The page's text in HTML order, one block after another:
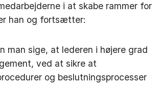
i at skabe rammer for
han og fortsætter:
man sige, at lederen i højere grad
ved at sikre at
og beslutningsprocesser